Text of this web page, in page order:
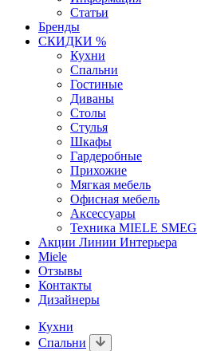
Статьи
Бренды
СКИДКИ %
Кухни
Спальни
Гостиные
Диваны
Столы
Стулья
Шкафы
Гардеробные
Прихожие
Мягкая мебель
Офисная мебель
Аксессуары
Техника MIELE SMEG
Акции Линии Интерьера
Miele
Отзывы
Контакты
Дизайнеры
Кухни
Спальни